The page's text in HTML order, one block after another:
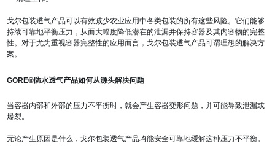
戈尔包装透气产品可以有效减少农业应用中各类包装的所有这些风险。它们能够
持续可靠地平衡压力，从而大幅度降低潜在的泄漏并保持容器及其内容物的完整
性。对于尤为重视容器完整性的应用而言，戈尔包装透气产品可谓理想的解决方
案。
GORE®防水透气产品如何从源头解决问题
当容器内部和外部的压力不平衡时，就会产生容器变形问题，并可能导致泄漏或
爆裂。
无论产生原因是什么，戈尔包装透气产品均能安全可靠地缓解这种压力不平衡。